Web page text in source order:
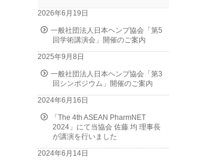
2026年6月19日
一般社団法人日本ヘンプ協会「第5
回学術講演会」開催のご案内
2025年9月8日
一般社団法人日本ヘンプ協会「第3
回シンポジウム」開催のご案内
2024年6月16日
「The 4th ASEAN PharmNET
2024」にて当協会 佐藤 均 理事長
が講演を行いました
2024年6月14日